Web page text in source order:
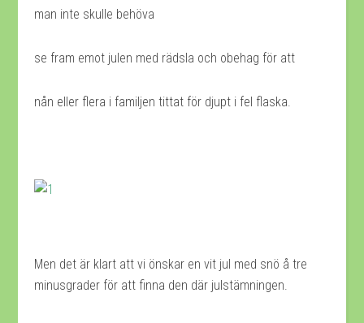
man inte skulle behöva
se fram emot julen med rädsla och obehag för att
nån eller flera i familjen tittat för djupt i fel flaska.
Men det är klart att vi önskar en vit jul med snö å tre
minusgrader för att finna den där julstämningen.